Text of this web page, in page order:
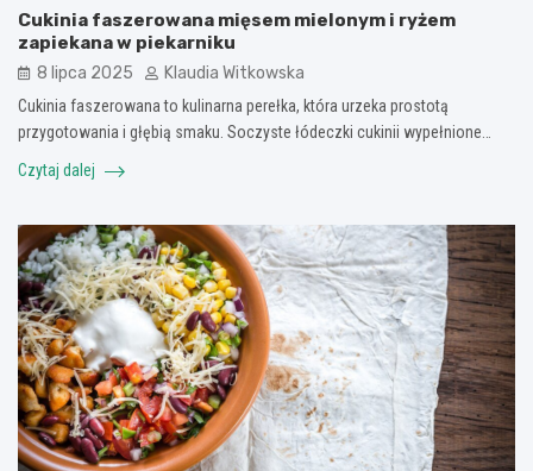
Cukinia faszerowana mięsem mielonym i ryżem
zapiekana w piekarniku
8 lipca 2025 Klaudia Witkowska
Cukinia faszerowana to kulinarna perełka, która urzeka prostotą
przygotowania i głębią smaku. Soczyste łódeczki cukinii wypełnione…
Czytaj dalej